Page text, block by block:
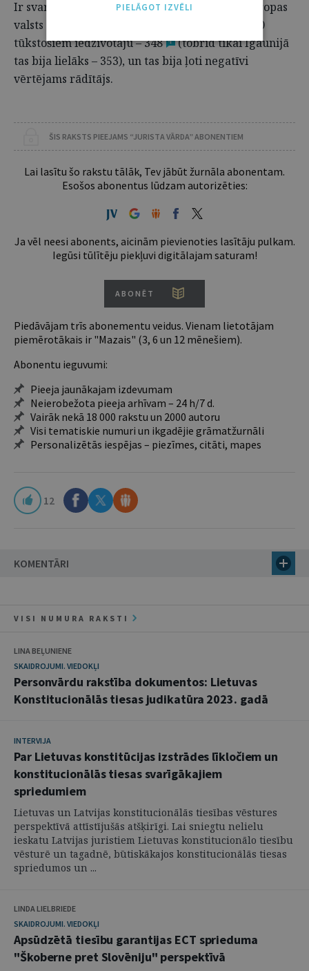
Ir svarīgi piebilst, ka 2003. gadā Latvija bija Eiropas
valsts ar otru lielāko ieslodzīto īpatsvaru uz 100
tūkstošiem iedzīvotāju – 348
4 (tobrīd tikai Igaunijā
tas bija lielāks – 353), un tas bija ļoti negatīvi
vērtējams rādītājs.
ŠIS RAKSTS PIEEJAMS “JURISTA VĀRDA” ABONENTIEM
Lai lasītu šo rakstu tālāk, Tev jābūt žurnāla abonentam.
Esošos abonentus lūdzam autorizēties:
Ja vēl neesi abonents, aicinām pievienoties lasītāju pulkam.
Iegūsi tūlītēju piekļuvi digitālajam saturam!
ABONĒT
Piedāvājam trīs abonementu veidus. Vienam lietotājam
piemērotākais ir "Mazais" (3, 6 un 12 mēnešiem).
Abonentu ieguvumi:
Pieeja jaunākajam izdevumam
Neierobežota pieeja arhīvam – 24 h/7 d.
Vairāk nekā 18 000 rakstu un 2000 autoru
Visi tematiskie numuri un ikgadējie grāmatžurnāli
Personalizētās iespējas – piezīmes, citāti, mapes
12
KOMENTĀRI
VISI NUMURA RAKSTI
LINA BEĻUNIENE
SKAIDROJUMI. VIEDOKĻI
Personvārdu rakstība dokumentos: Lietuvas
Konstitucionālās tiesas judikatūra 2023. gadā
INTERVIJA
Par Lietuvas konstitūcijas izstrādes līkločiem un
konstitucionālās tiesas svarīgākajiem
spriedumiem
Lietuvas un Latvijas konstitucionālās tiesības vēstures
perspektīvā attīstījušās atšķirīgi. Lai sniegtu nelielu
ieskatu Latvijas juristiem Lietuvas konstitucionālo tiesību
vēsturē un tagadnē, būtiskākajos konstitucionālās tiesas
spriedumos un ...
LINDA LIELBRIEDE
SKAIDROJUMI. VIEDOKĻI
Apsūdzētā tiesību garantijas ECT sprieduma
"Škoberne pret Slovēniju" perspektīvā
PIELĀGOT IZVĒLI